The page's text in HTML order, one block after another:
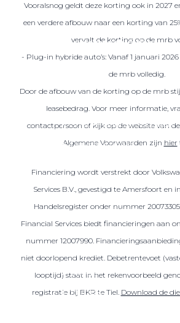
Over elektrisch rijden
Over elektrisch rijden
Onderhoud en kosten
Shuttel laadoplossingen
Duurzaamheid
Veelgestelde vragen
Aanbod elektrisch
Škoda
CUPRA
Vooralsnog geldt deze korting ook in 2027
een verdere afbouw naar een korting van
vervalt de korting op de mrb
- Plug-in hybride auto’s: Vanaf 1 januari
de mrb volledig.
Door de afbouw van de korting op de mrb
leasebedrag. Voor meer informatie,
contactpersoon of kijk op de website van
Algemene Voorwaarden zijn hier
Financiering wordt verstrekt door
Services B.V., gevestigd te Amersfoort en
Handelsregister onder nummer
Financial Services biedt financieringen aan
nummer 12007990.
niet doorlopend krediet. Debetrentevoet
looptijd) staat in het rekenvoorbeeld
registratie bij BKR te Tiel. Download de